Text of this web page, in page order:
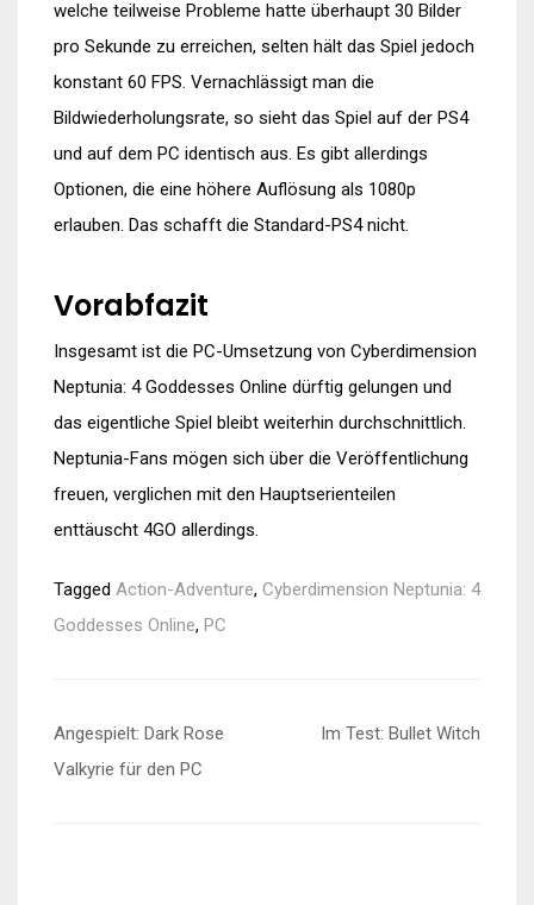
welche teilweise Probleme hatte überhaupt 30 Bilder
pro Sekunde zu erreichen, selten hält das Spiel jedoch
konstant 60 FPS. Vernachlässigt man die
Bildwiederholungsrate, so sieht das Spiel auf der PS4
und auf dem PC identisch aus. Es gibt allerdings
Optionen, die eine höhere Auflösung als 1080p
erlauben. Das schafft die Standard-PS4 nicht.
Vorabfazit
Insgesamt ist die PC-Umsetzung von Cyberdimension
Neptunia: 4 Goddesses Online dürftig gelungen und
das eigentliche Spiel bleibt weiterhin durchschnittlich.
Neptunia-Fans mögen sich über die Veröffentlichung
freuen, verglichen mit den Hauptserienteilen
enttäuscht 4GO allerdings.
Tagged Action-Adventure, Cyberdimension Neptunia: 4
Goddesses Online, PC
Beitragsnavigation
Angespielt: Dark Rose
Valkyrie für den PC
Im Test: Bullet Witch